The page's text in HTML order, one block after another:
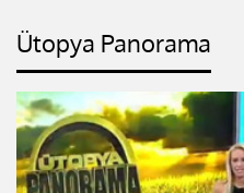
Ütopya Panorama